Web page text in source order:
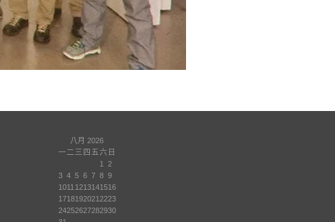
八月 2026
一二 三 四 五六 日
1
2
3 4 5 6 7 8 9
1011 1213141516
1718192021 2223
24252627282930